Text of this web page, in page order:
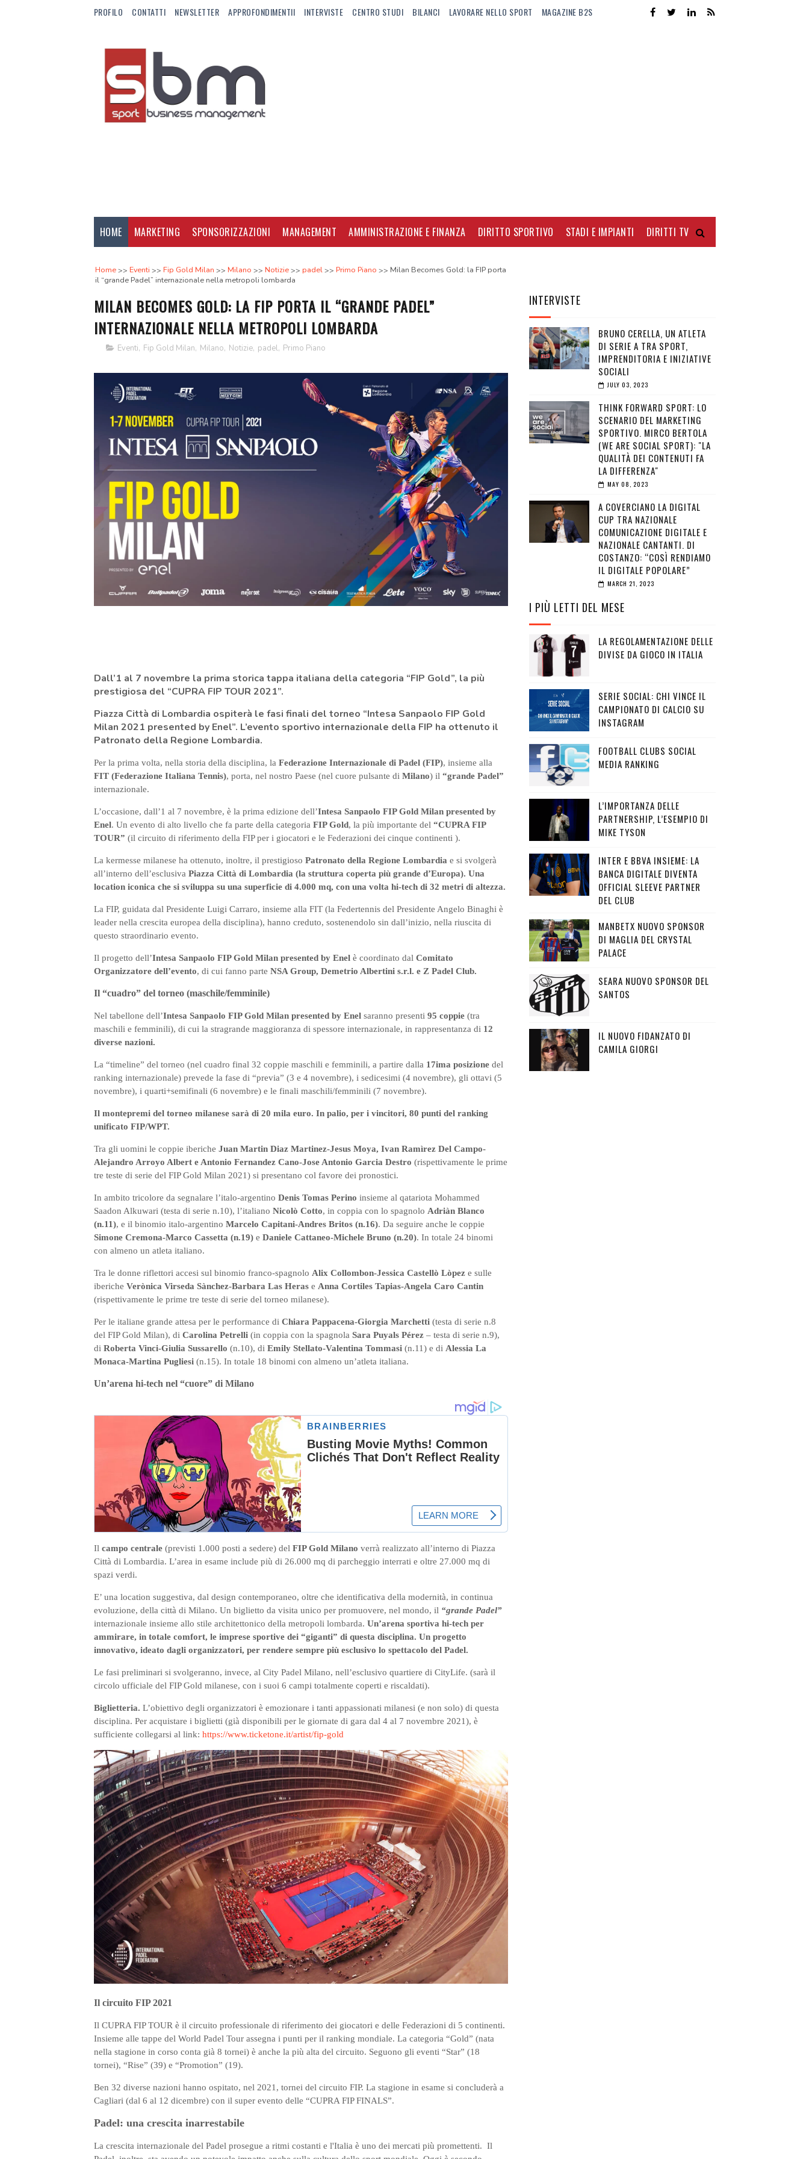
PROFILO CONTATTI NEWSLETTER APPROFONDIMENTII INTERVISTE CENTRO STUDI BILANCI LAVORARE NELLO SPORT MAGAZINE B2S
HOME MARKETING SPONSORIZZAZIONI MANAGEMENT AMMINISTRAZIONE E FINANZA DIRITTO SPORTIVO STADI E IMPIANTI DIRITTI TV
Home Eventi Fip Gold Milan Milano Notizie padel Primo Piano
Milan Becomes Gold: la FIP porta
il “grande Padel” internazionale nella metropoli lombarda
MILAN BECOMES GOLD: LA FIP PORTA IL “GRANDE PADEL”
INTERNAZIONALE NELLA METROPOLI LOMBARDA
Eventi, Fip Gold Milan, Milano, Notizie, padel, Primo Piano
Dall’1 al 7 novembre la prima storica tappa italiana della categoria “FIP Gold”, la più
prestigiosa del “CUPRA FIP TOUR 2021”.
Piazza Città di Lombardia ospiterà le fasi finali del torneo “Intesa Sanpaolo FIP Gold
Milan 2021 presented by Enel”. L’evento sportivo internazionale della FIP ha ottenuto il
Patronato della Regione Lombardia.
Per la prima volta, nella storia della disciplina, la Federazione Internazionale di Padel (FIP), insieme alla
FIT (Federazione Italiana Tennis), porta, nel nostro Paese (nel cuore pulsante di Milano) il “grande Padel”
internazionale.
L’occasione, dall’1 al 7 novembre, è la prima edizione dell’Intesa Sanpaolo FIP Gold Milan presented by
Enel. Un evento di alto livello che fa parte della categoria FIP Gold, la più importante del “CUPRA FIP
TOUR” (il circuito di riferimento della FIP per i giocatori e le Federazioni dei cinque continenti ).
La kermesse milanese ha ottenuto, inoltre, il prestigioso Patronato della Regione Lombardia e si svolgerà
all’interno dell’esclusiva Piazza Città di Lombardia (la struttura coperta più grande d’Europa). Una
location iconica che si sviluppa su una superficie di 4.000 mq, con una volta hi-tech di 32 metri di altezza.
La FIP, guidata dal Presidente Luigi Carraro, insieme alla FIT (la Federtennis del Presidente Angelo Binaghi è
leader nella crescita europea della disciplina), hanno creduto, sostenendolo sin dall’inizio, nella riuscita di
questo straordinario evento.
Il progetto dell’Intesa Sanpaolo FIP Gold Milan presented by Enelè coordinato dal Comitato
Organizzatore dell’evento, di cui fanno parte NSA Group, Demetrio Albertini s.r.l. e Z Padel Club.
Il “cuadro” del torneo (maschile/femminile)
Nel tabellone dell’Intesa Sanpaolo FIP Gold Milan presented by Enelsaranno presenti 95 coppie(tra
maschili e femminili), di cui la stragrande maggioranza di spessore internazionale, in rappresentanza di 12
diverse nazioni.
La “timeline” del torneo (nel cuadro final 32 coppie maschili e femminili, a partire dalla 17ima posizionedel
ranking internazionale) prevede la fase di “previa” (3 e 4 novembre), i sedicesimi (4 novembre), gli ottavi (5
novembre), i quarti+semifinali (6 novembre) e le finali maschili/femminili (7 novembre).
Il montepremi del torneo milanese sarà di 20 mila euro. In palio, per i vincitori, 80 punti del ranking
unificato FIP/WPT.
Tra gli uomini le coppie iberiche Juan Martin Diaz Martinez-Jesus Moya, Ivan Ramìrez Del Campo-
Alejandro Arroyo Albert e Antonio Fernandez Cano-Jose Antonio Garcia Destro (rispettivamente le prime
tre teste di serie del FIP Gold Milan 2021) si presentano col favore dei pronostici.
In ambito tricolore da segnalare l’italo-argentino Denis Tomas Perino insieme al qatariota Mohammed
Saadon Alkuwari (testa di serie n.10), l’italiano Nicolò Cotto, in coppia con lo spagnolo Adriàn Blanco
(n.11), e il binomio italo-argentino Marcelo Capitani-Andres Britos (n.16). Da seguire anche le coppie
Simone Cremona-Marco Cassetta (n.19)e Daniele Cattaneo-Michele Bruno (n.20). In totale 24 binomi
con almeno un atleta italiano.
Tra le donne riflettori accesi sul binomio franco-spagnolo Alix Collombon-Jessica Castellò Lòpez e sulle
iberiche Verònica Virseda Sànchez-Barbara Las Herase Anna Cortiles Tapias-Angela Caro Cantin
(rispettivamente le prime tre teste di serie del torneo milanese).
Per le italiane grande attesa per le performance di Chiara Pappacena-Giorgia Marchetti(testa di serie n.8
del FIP Gold Milan), di Carolina Petrelli(in coppia con la spagnola Sara Puyals Pérez– testa di serie n.9),
di Roberta Vinci-Giulia Sussarello (n.10), di Emily Stellato-Valentina Tommasi (n.11) e di Alessia La
Monaca-Martina Pugliesi(n.15). In totale 18 binomi con almeno un’atleta italiana.
Un’arena hi-tech nel “cuore” di Milano
Il campo centrale (previsti 1.000 posti a sedere) del FIP Gold Milano verrà realizzato all’interno di Piazza
Città di Lombardia. L’area in esame include più di 26.000 mq di parcheggio interrati e oltre 27.000 mq di
spazi verdi.
E’ una location suggestiva, dal design contemporaneo, oltre che identificativa della modernità, in continua
evoluzione, della città di Milano. Un biglietto da visita unico per promuovere, nel mondo, il “grande Padel”
internazionale insieme allo stile architettonico della metropoli lombarda. Un’arena sportiva hi-tech per
ammirare, in totale comfort, le imprese sportive dei “giganti” di questa disciplina. Un progetto
innovativo, ideato dagli organizzatori, per rendere sempre più esclusivo lo spettacolo del Padel.
Le fasi preliminari si svolgeranno, invece, al City Padel Milano, nell’esclusivo quartiere di CityLife. (sarà il
circolo ufficiale del FIP Gold milanese, con i suoi 6 campi totalmente coperti e riscaldati).
Biglietteria. L’obiettivo degli organizzatori è emozionare i tanti appassionati milanesi (e non solo) di questa
disciplina. Per acquistare i biglietti (già disponibili per le giornate di gara dal 4 al 7 novembre 2021), è
sufficiente collegarsi al link: https://www.ticketone.it/artist/fip-gold
Il circuito FIP 2021
Il CUPRA FIP TOUR è il circuito professionale di riferimento dei giocatori e delle Federazioni di 5 continenti.
Insieme alle tappe del World Padel Tour assegna i punti per il ranking mondiale. La categoria “Gold” (nata
nella stagione in corso conta già 8 tornei) è anche la più alta del circuito. Seguono gli eventi “Star” (18
tornei), “Rise” (39) e “Promotion” (19).
Ben 32 diverse nazioni hanno ospitato, nel 2021, tornei del circuito FIP. La stagione in esame si concluderà a
Cagliari (dal 6 al 12 dicembre) con il super evento delle “CUPRA FIP FINALS”.
Padel: una crescita inarrestabile
La crescita internazionale del Padel prosegue a ritmi costanti e l'Italia è uno dei mercati più promettenti. Il
INTERVISTE
BRUNO CERELLA, UN ATLETA
DI SERIE A TRA SPORT,
IMPRENDITORIA E INIZIATIVE
SOCIALI
JULY 03, 2023
THINK FORWARD SPORT: LO
SCENARIO DEL MARKETING
SPORTIVO. MIRCO BERTOLA
(WE ARE SOCIAL SPORT): "LA
QUALITÀ DEI CONTENUTI FA
LA DIFFERENZA"
MAY 08, 2023
A COVERCIANO LA DIGITAL
CUP TRA NAZIONALE
COMUNICAZIONE DIGITALE E
NAZIONALE CANTANTI. DI
COSTANZO: “COSÌ RENDIAMO
IL DIGITALE POPOLARE”
MARCH 21, 2023
I PIÙ LETTI DEL MESE
LA REGOLAMENTAZIONE DELLE
DIVISE DA GIOCO IN ITALIA
SERIE SOCIAL: CHI VINCE IL
CAMPIONATO DI CALCIO SU
INSTAGRAM
FOOTBALL CLUBS SOCIAL
MEDIA RANKING
L’IMPORTANZA DELLE
PARTNERSHIP, L’ESEMPIO DI
MIKE TYSON
INTER E BBVA INSIEME: LA
BANCA DIGITALE DIVENTA
OFFICIAL SLEEVE PARTNER
DEL CLUB
MANBETX NUOVO SPONSOR
DI MAGLIA DEL CRYSTAL
PALACE
SEARA NUOVO SPONSOR DEL
SANTOS
IL NUOVO FIDANZATO DI
CAMILA GIORGI